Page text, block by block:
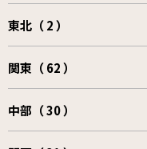
東北（ 2 ）
関東（ 62 ）
中部（ 30 ）